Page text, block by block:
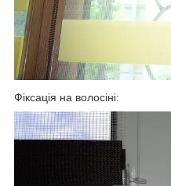
Фіксація на волосіні: